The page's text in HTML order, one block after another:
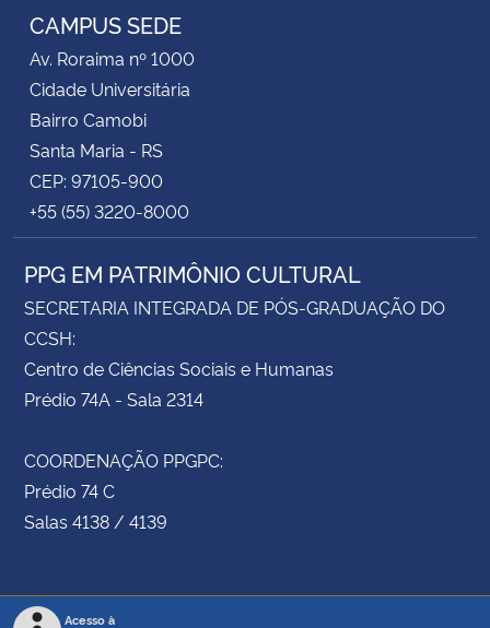
CAMPUS SEDE
Av. Roraima nº 1000
Cidade Universitária
Bairro Camobi
Santa Maria - RS
CEP: 97105-900
+55 (55) 3220-8000
PPG EM PATRIMÔNIO CULTURAL
SECRETARIA INTEGRADA DE PÓS-GRADUAÇÃO DO
CCSH:
Centro de Ciências Sociais e Humanas
Prédio 74A - Sala 2314
COORDENAÇÃO PPGPC:
Prédio 74 C
Salas 4138 / 4139
Acesso à